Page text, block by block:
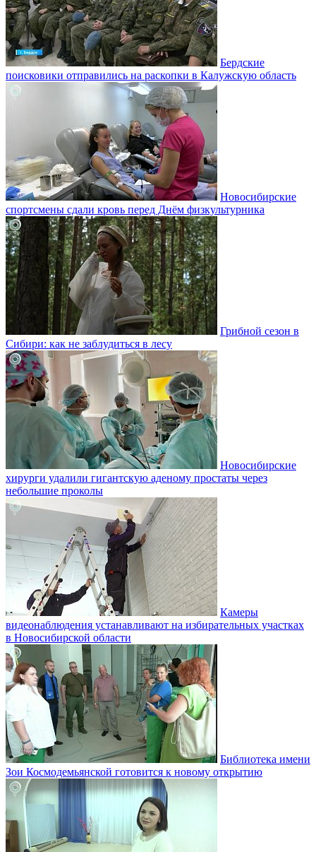
Бердские
поисковики отправились на раскопки в Калужскую область
Новосибирские
спортсмены сдали кровь перед Днём физкультурника
Грибной сезон в
Сибири: как не заблудиться в лесу
Новосибирские
хирурги удалили гигантскую аденому простаты через
небольшие проколы
Камеры
видеонаблюдения устанавливают на избирательных участках
в Новосибирской области
Библиотека имени
Зои Космодемьянской готовится к новому открытию